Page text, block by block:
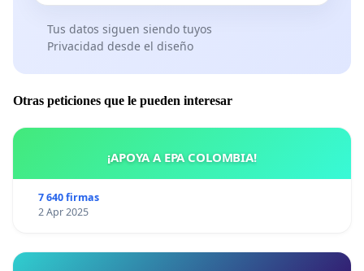
Tus datos siguen siendo tuyos
Privacidad desde el diseño
Otras peticiones que le pueden interesar
¡APOYA A EPA COLOMBIA!
7 640 firmas
2 Apr 2025